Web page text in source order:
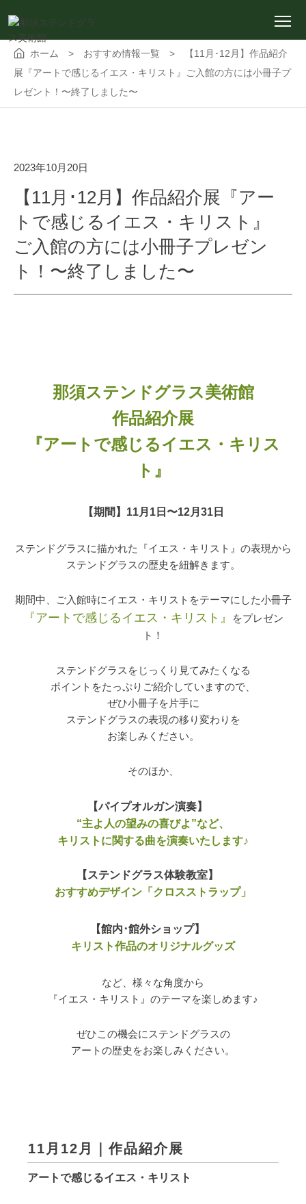
ホーム > おすすめ情報一覧 >
【11月･12月】作品紹介
展『アートで感じるイエス・キリスト』ご入館の方には小冊子プ
レゼント！〜終了しました〜
2023年10月20日
【11月･12月】作品紹介展『アー
トで感じるイエス・キリスト』
ご入館の方には小冊子プレゼン
ト！〜終了しました〜
那須ステンドグラス美術館
作品紹介展
『アートで感じるイエス・キリス
ト』
【期間】11月1日〜12月31日
ステンドグラスに描かれた『イエス・キリスト』の表現から
ステンドグラスの歴史を紐解きます。
期間中、ご入館時にイエス・キリストをテーマにした小冊子
『アートで感じるイエス・キリスト』
をプレゼン
ト！
ステンドグラスをじっくり見てみたくなる
ポイントをたっぷりご紹介していますので、
ぜひ小冊子を片手に
ステンドグラスの表現の移り変わりを
お楽しみください。
そのほか、
【パイプオルガン演奏】
“主よ人の望みの喜びよ”など、
キリストに関する曲を演奏いたします♪
【ステンドグラス体験教室】
おすすめデザイン「クロスストラップ」
【館内･館外ショップ】
キリスト作品のオリジナルグッズ
など、様々な角度から
『イエス・キリスト』のテーマを楽しめます♪
ぜひこの機会にステンドグラスの
アートの歴史をお楽しみください。
11月12月｜作品紹介展
アートで感じるイエス・キリスト